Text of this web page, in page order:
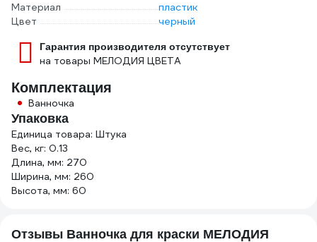
Материал
пластик
Цвет
черный
Гарантия производителя отсутствует
на товары МЕЛОДИЯ ЦВЕТА
Комплектация
Ванночка
Упаковка
Единица товара: Штука
Вес, кг: 0.13
Длина, мм: 270
Ширина, мм: 260
Высота, мм: 60
Отзывы Ванночка для краски МЕЛОДИЯ